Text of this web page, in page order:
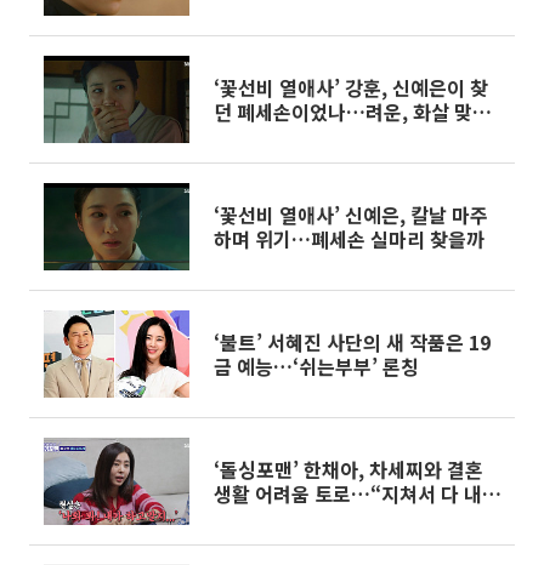
‘꽃선비 열애사’ 강훈, 신예은이 찾
던 폐세손이었나…려운, 화살 맞고
‘꽃선비 열애사’ 신예은, 칼날 마주
하며 위기…폐세손 실마리 찾을까
‘불트’ 서혜진 사단의 새 작품은 19
금 예능…‘쉬는부부’ 론칭
‘돌싱포맨’ 한채아, 차세찌와 결혼
생활 어려움 토로…“지쳐서 다 내려